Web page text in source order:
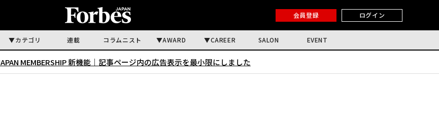
会員登録 ログイン
カテゴリ 連載 コラムニスト AWARD CAREER SALON EVENT
MEMBERSHIP 新機能｜ 記事ページ内の広告表示を最小限にしました